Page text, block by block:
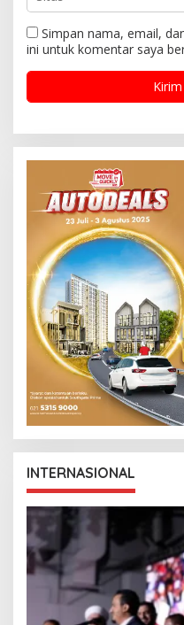
Simpan nama, email,
ini untuk komentar saya
INTERNASIONAL